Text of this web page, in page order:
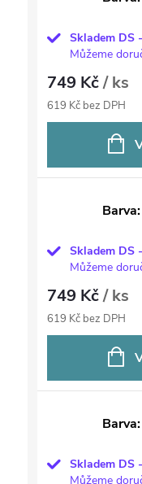
Skladem DS
Můžeme
749 Kč/ ks
619 Kč bez DPH
Skladem DS
Můžeme
749 Kč/ ks
619 Kč bez DPH
Skladem DS
Můžeme